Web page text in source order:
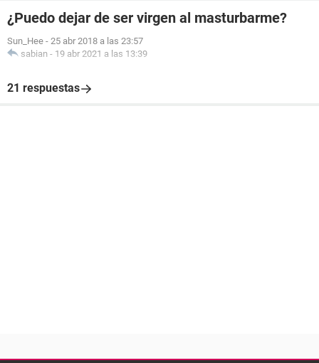
¿Puedo dejar de ser virgen al masturbarme?
Sun_Hee - 25 abr 2018 a las 23:57
sabian - 19 abr 2021 a las 13:39
21 respuestas